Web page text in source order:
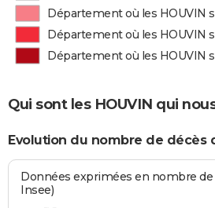
Département où les HOUVIN
Département où les HOUVIN
Département où les HOUVIN
Qui sont les HOUVIN qui
Evolution du nombre de décès
Données exprimées en nombre de
Insee)